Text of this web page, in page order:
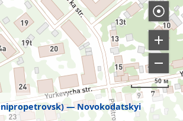
Novokodatskyi
50 м